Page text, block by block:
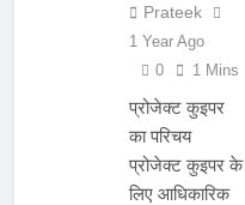
Prateek
1 Year Ago
0
1 Mins
प्रोजेक्ट कुइपर
का परिचय
प्रोजेक्ट कुइपर के
लिए आधिकारिक